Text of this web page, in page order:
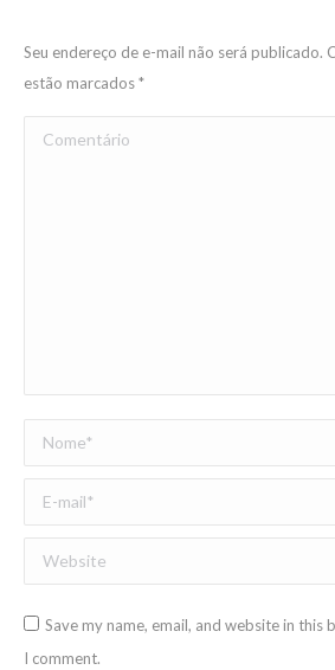
Seu endereço de e-mail não será publicado.
estão marcados*
Comentário
Nome *
E-mail *
Website
Save my name, email, and website in
I comment.